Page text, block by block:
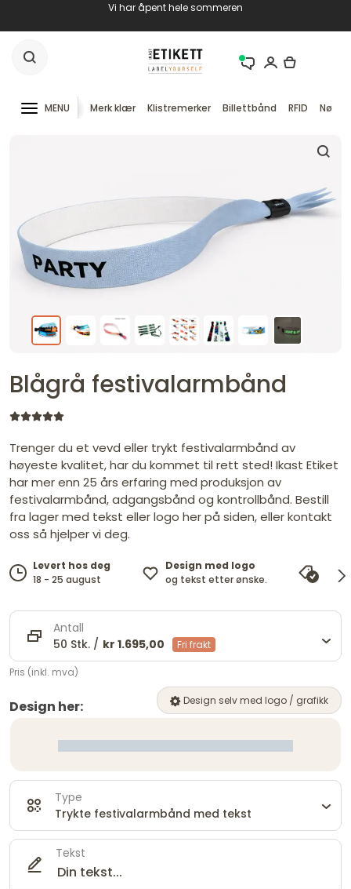
Vi har åpent hele sommeren
MENU Merk klær Klistremerker Billettbånd RFID
Blågrå festivalarmbånd
Trenger du et vevd eller trykt festivalarmbånd av
høyeste kvalitet, har du kommet til rett sted! Ikast Etiket
har mer enn 25 års erfaring med produksjon av
festivalarmbånd, adgangsbånd og kontrollbånd. Bestill
fra lager med tekst eller logo her på siden, eller kontakt
oss så hjelper vi deg.
Levert hos deg
18 - 25 august
Design med logo
og tekst etter ønske.
vi
Antall
50 Stk. / kr 1.695,00 Fri frakt
Pris (inkl. mva)
Design her: Design selv med logo / grafikk
Type
Trykte festivalarmbånd med tekst
Tekst